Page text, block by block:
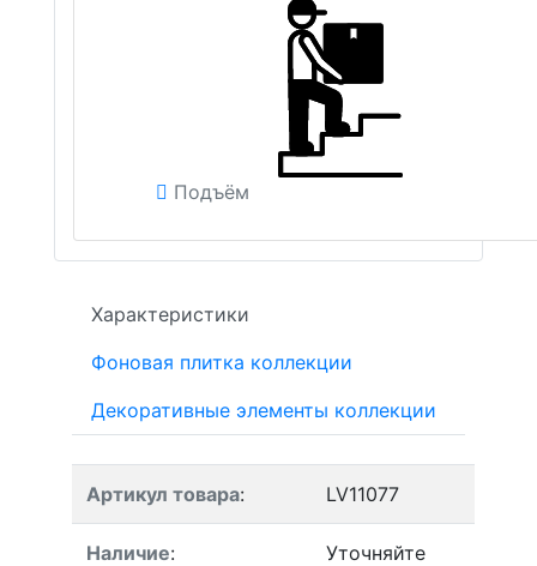
Подъём
Характеристики
Фоновая плитка коллекции
Декоративные элементы коллекции
Артикул товара: LV11077
Наличие: Уточняйте